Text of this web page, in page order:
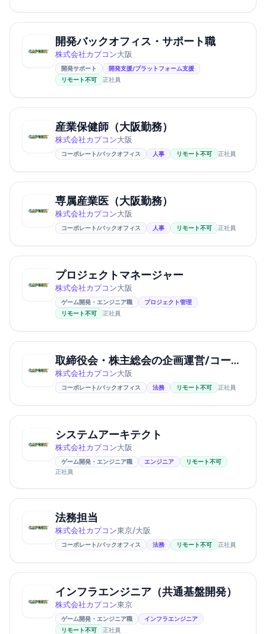
開発バックオフィス・サポート職
株式会社カプコン大阪
開発サポート
開発支援/プラットフォーム支援
リモート不可
正社員
産業保健師（大阪勤務）
株式会社カプコン大阪
コーポレート/バックオフィス 人事 リモート不可 正社員
専属産業医（大阪勤務）
株式会社カプコン大阪
コーポレート/バックオフィス 人事 リモート不可 正社員
プロジェクトマネージャー
株式会社カプコン大阪
ゲーム開発・エンジニア職
プロジェクト管理
リモート不可
正社員
取締役会・株主総会の企画運営/コーポレート・ガバナンス担当
株式会社カプコン大阪
コーポレート/バックオフィス 法務 リモート不可 正社員
システムアーキテクト
株式会社カプコン大阪
ゲーム開発・エンジニア職 エンジニア
リモート不可
正社員
法務担当
株式会社カプコン東京/大阪
コーポレート/バックオフィス 法務 リモート不可 正社員
インフラエンジニア（共通基盤開発）
株式会社カプコン東京
ゲーム開発・エンジニア職
インフラエンジニア
リモート不可
正社員